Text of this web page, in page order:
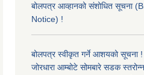
बोलपत्र आव्हानको संशोधित सूचना
Notice) !
बोलपत्र स्वीकृत गर्ने आशयको सूचना !
जोरधारा आम्बोटे सोमबारे सडक